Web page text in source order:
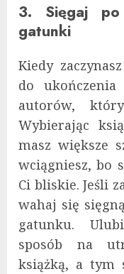
3. Sięgaj
gatunki
Kiedy
do
autorów,
Wybierając
masz większe
wciągniesz, bo
Ci bliskie. Jeśli
wahaj się
gatunku.
sposób na
książką, a tym